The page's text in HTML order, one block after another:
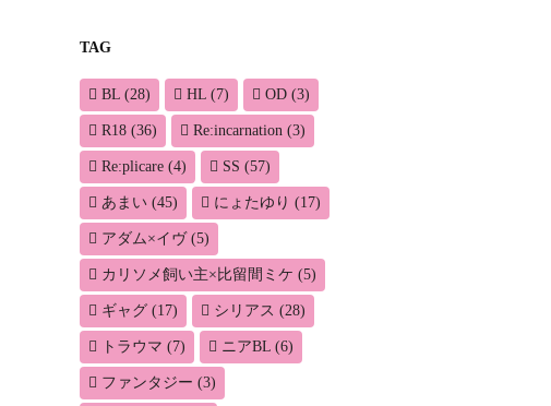
TAG
BL (28) HL (7) OD (3)
R18 (36) Re:incarnation (3)
Re:plicare (4) SS (57)
あまい (45) にょたゆり (17)
アダム×イヴ(5)
カリソメ飼い主×比留間ミケ (5)
ギャグ (17) シリアス (28)
トラウマ (7) ニアBL (6)
ファンタジー (3)